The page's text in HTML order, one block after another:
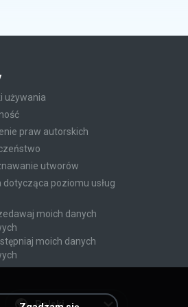
używania
praw autorskich
utworów
dotycząca poziomu usług
moich danych
moich danych
Polski